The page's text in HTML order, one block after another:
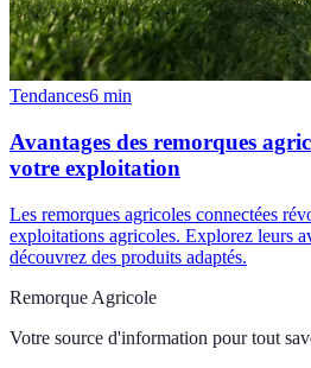
Tendances6 min
Avantages des remorques
votre exploitation
Les remorques agricoles connectées
exploitations agricoles. Explorez leurs
découvrez des produits adaptés.
Remorque Agricole
Votre source d'information pour tout